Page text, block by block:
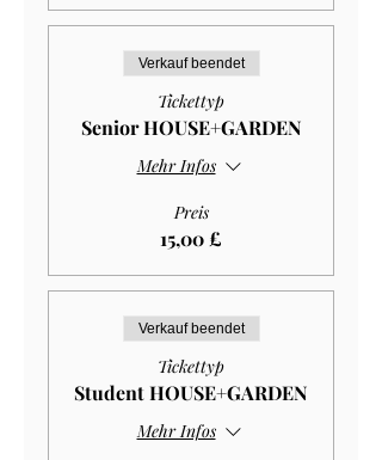
Verkauf beendet
Tickettyp
Senior HOUSE+GARDEN
Mehr Infos
Preis
15,00 £
Verkauf beendet
Tickettyp
Student HOUSE+GARDEN
Mehr Infos